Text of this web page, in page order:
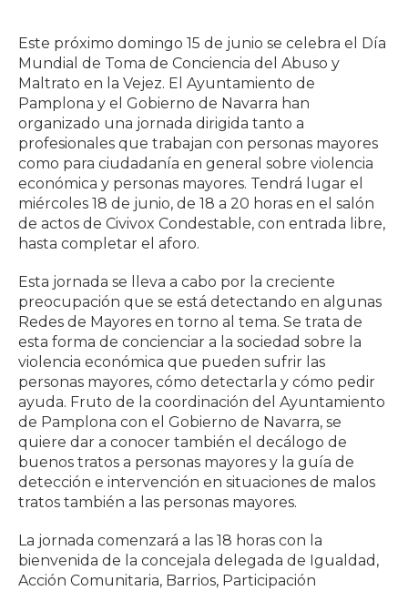
Este próximo domingo 15 de junio se celebra el Día
Mundial de Toma de Conciencia del Abuso y
Maltrato en la Vejez. El Ayuntamiento de
Pamplona y el Gobierno de Navarra han
organizado una jornada dirigida tanto a
profesionales que trabajan con personas mayores
como para ciudadanía en general sobre violencia
económica y personas mayores. Tendrá lugar el
miércoles 18 de junio, de 18 a 20 horas en el salón
de actos de Civivox Condestable, con entrada libre,
hasta completar el aforo.
Esta jornada se lleva a cabo por la creciente
preocupación que se está detectando en algunas
Redes de Mayores en torno al tema. Se trata de
esta forma de concienciar a la sociedad sobre la
violencia económica que pueden sufrir las
personas mayores, cómo detectarla y cómo pedir
ayuda. Fruto de la coordinación del Ayuntamiento
de Pamplona con el Gobierno de Navarra, se
quiere dar a conocer también el decálogo de
buenos tratos a personas mayores y la guía de
detección e intervención en situaciones de malos
tratos también a las personas mayores.
La jornada comenzará a las 18 horas con la
bienvenida de la concejala delegada de Igualdad,
Acción Comunitaria, Barrios, Participación